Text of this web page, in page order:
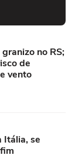
no RS;
de
vento
Itália, se